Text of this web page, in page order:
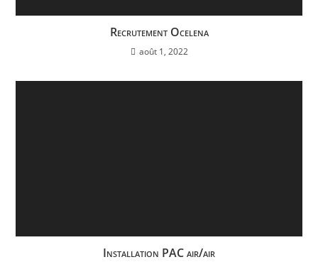
Recrutement Ocelena
août 1, 2022
Installation PAC air/air